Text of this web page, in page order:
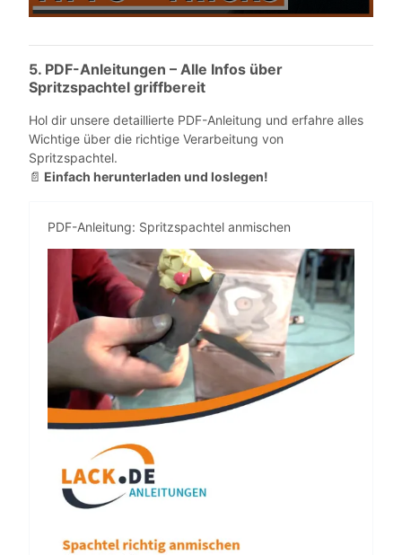
5. PDF-Anleitungen – Alle Infos über
Spritzspachtel griffbereit
Hol dir unsere detaillierte PDF-Anleitung und erfahre alles
Wichtige über die richtige Verarbeitung von
Spritzspachtel.
📄 Einfach herunterladen und loslegen!
PDF-Anleitung: Spritzspachtel anmischen